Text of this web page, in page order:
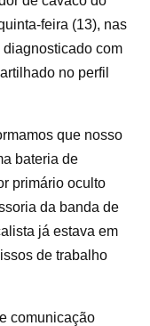
feira (13), nas
com
no perfil
que nosso
bateria de
primário oculto
da banda de
já estava em
de trabalho
comunicação